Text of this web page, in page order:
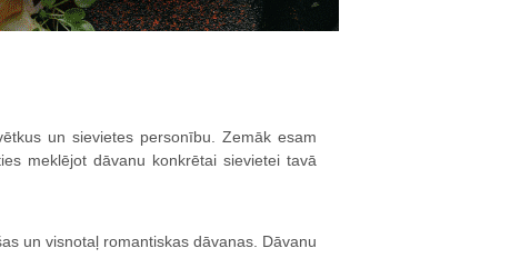
un sievietes personību. Zemāk esam
meklējot dāvanu konkrētai sievietei tavā
un visnotaļ romantiskas dāvanas. Dāvanu